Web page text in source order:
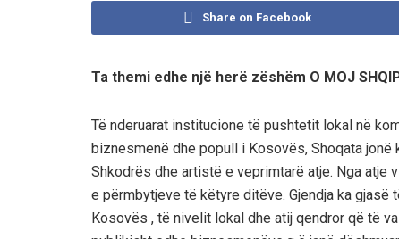
Share on Facebook
Ta themi edhe një herë zëshëm O MOJ
Të nderuarat institucione të pushtetit lokal në
biznesmenë dhe popull i Kosovës, Shoqata jonë
Shkodrës dhe artistë e veprimtarë atje. Nga atje
e përmbytjeve të këtyre ditëve. Gjendja ka
Kosovës , të nivelit lokal dhe atij qendror që të